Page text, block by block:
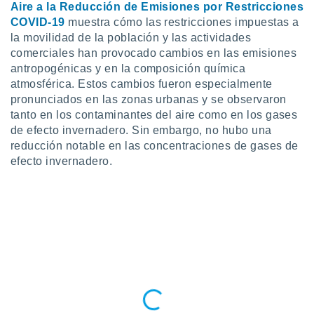
Aire a la Reducción de Emisiones por Restricciones
COVID-19 muestra cómo las restricciones impuestas a
la movilidad de la población y las actividades
comerciales han provocado cambios en las emisiones
antropogénicas y en la composición química
atmosférica. Estos cambios fueron especialmente
pronunciados en las zonas urbanas y se observaron
tanto en los contaminantes del aire como en los gases
de efecto invernadero. Sin embargo, no hubo una
reducción notable en las concentraciones de gases de
efecto invernadero.